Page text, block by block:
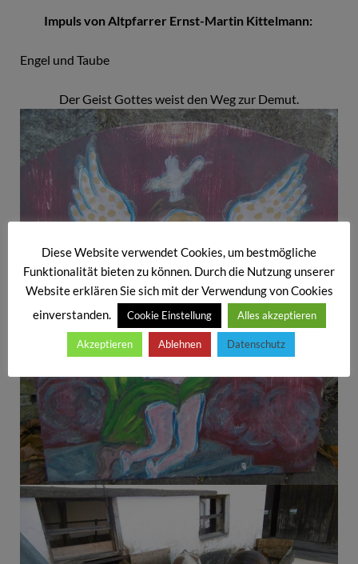
Impuls von Altpfarrer Ernst-Martin Kittelmann:
Engel und Taube
Der Geist Gottes weist den Weg zur Demut.
Diese Website verwendet Cookies, um bestmögliche
Funktionalität bieten zu können. Durch die Nutzung unserer
Website erklären Sie sich mit der Verwendung von Cookies
einverstanden.
Cookie Einstellung Alles akzeptieren
Akzeptieren Ablehnen Datenschutz